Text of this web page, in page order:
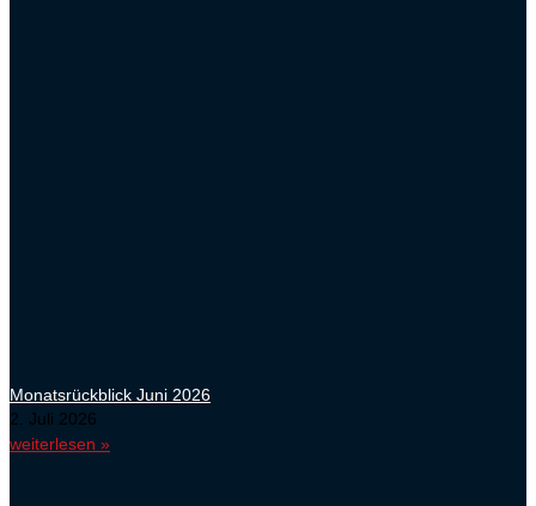
Monatsrückblick Juni 2026
2. Juli 2026
weiterlesen »